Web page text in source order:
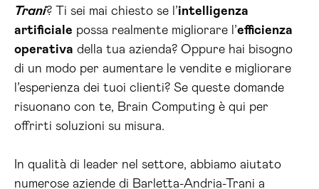
Trani? Ti sei mai chiesto se l’intelligenza
artificiale possa realmente migliorare l’efficienza
operativa della tua azienda? Oppure hai bisogno
di un modo per aumentare le vendite e migliorare
l’esperienza dei tuoi clienti? Se queste domande
risuonano con te, Brain Computing è qui per
offrirti soluzioni su misura.
In qualità di leader nel settore, abbiamo aiutato
numerose aziende di Barletta-Andria-Trani a